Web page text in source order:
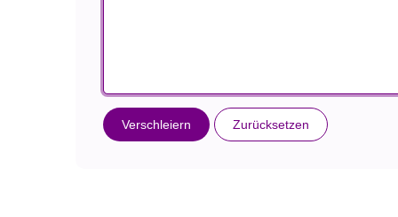
Verschleiern Zurücksetzen